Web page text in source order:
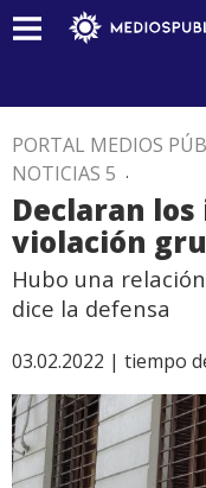
PORTAL MEDIOS
NOTICIAS 5 .
Declaran
violación
Hubo una
dice la defensa
03.02.2022 | tiempo